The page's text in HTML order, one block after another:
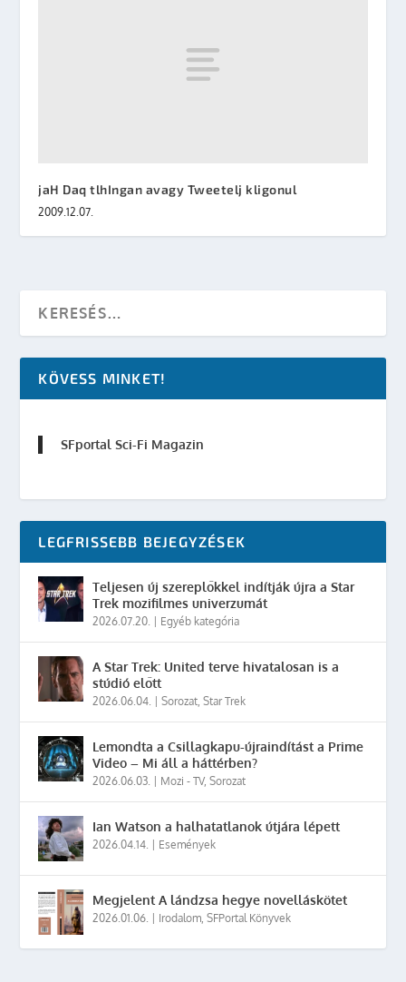
jaH Daq tlhIngan avagy Tweetelj kligonul
2009.12.07.
KÖVESS MINKET!
SFportal Sci-Fi Magazin
LEGFRISSEBB BEJEGYZÉSEK
Teljesen új szereplőkkel indítják újra a Star
Trek mozifilmes univerzumát
2026.07.20. Egyéb kategória
A Star Trek: United terve hivatalosan is a
stúdió előtt
2026.06.04. |Sorozat ,Star Trek
Lemondta a Csillagkapu-újraindítást a Prime
Video – Mi áll a háttérben?
2026.06.03. Mozi - TV,Sorozat
Ian Watson a halhatatlanok útjára lépett
2026.04.14. Események
Megjelent A lándzsa hegye novelláskötet
2026.01.06. Irodalom ,SFPortal Könyvek